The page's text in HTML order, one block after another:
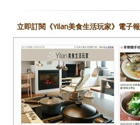
立即訂閱《Yilan美食生活玩家》電子報